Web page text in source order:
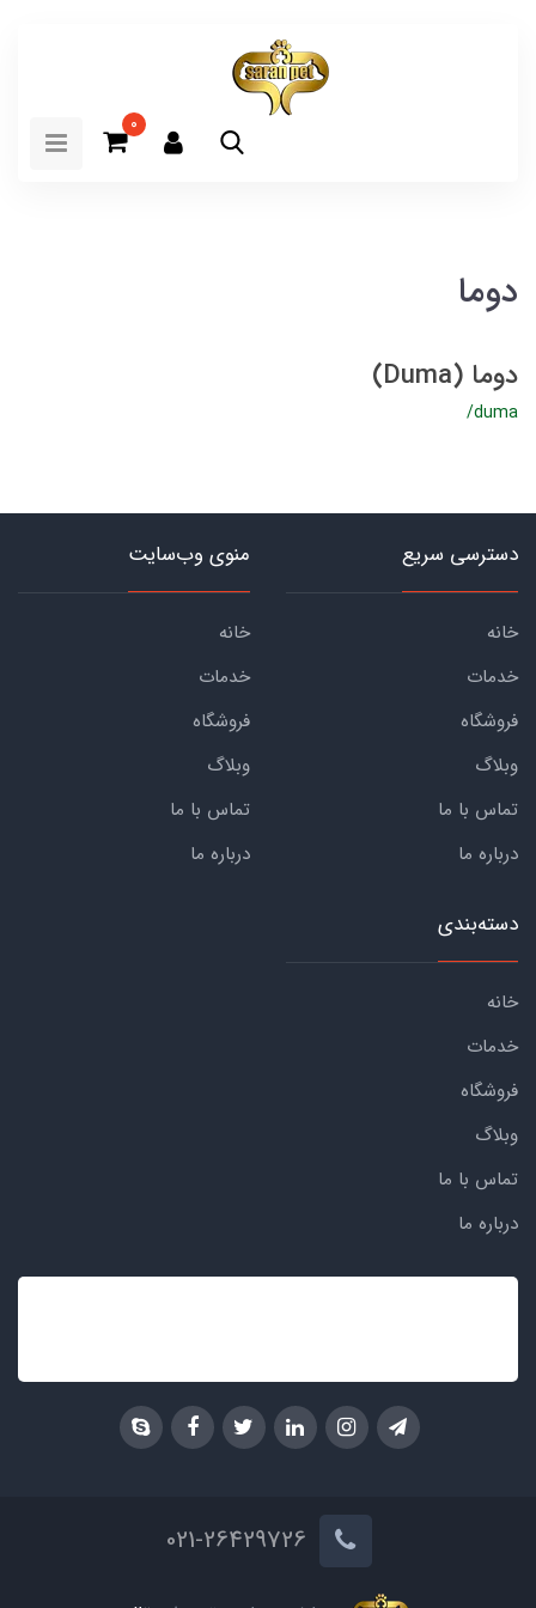
0
دوما
دوما (Duma)
/duma
دسترسی سریع
خانه
خدمات
فروشگاه
وبلاگ
تماس با ما
درباره ما
منوی وب‌سایت
خانه
خدمات
فروشگاه
وبلاگ
تماس با ما
درباره ما
دسته‌بندی
خانه
خدمات
فروشگاه
وبلاگ
تماس با ما
درباره ما